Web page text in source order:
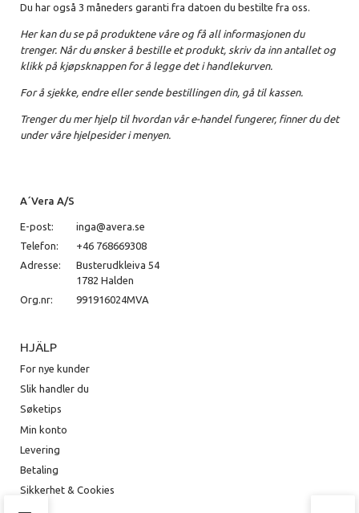
Du har også 3 måneders garanti fra datoen du bestilte fra oss.
Her kan du se på produktene våre og få all informasjonen du
trenger. Når du ønsker å bestille et produkt, skriv da inn antallet og
klikk på kjøpsknappen for å legge det i handlekurven.
For å sjekke, endre eller sende bestillingen din, gå til kassen.
Trenger du mer hjelp til hvordan vår e-handel fungerer, finner du det
under våre hjelpesider i menyen.
A´Vera A/S
E-post:
inga@avera.se
Telefon:
+46 768669308
Adresse:
Busterudkleiva 54
1782 Halden
Org.nr:
991916024MVA
HJÄLP
For nye kunder
Slik handler du
Søketips
Min konto
Levering
Betaling
Sikkerhet & Cookies